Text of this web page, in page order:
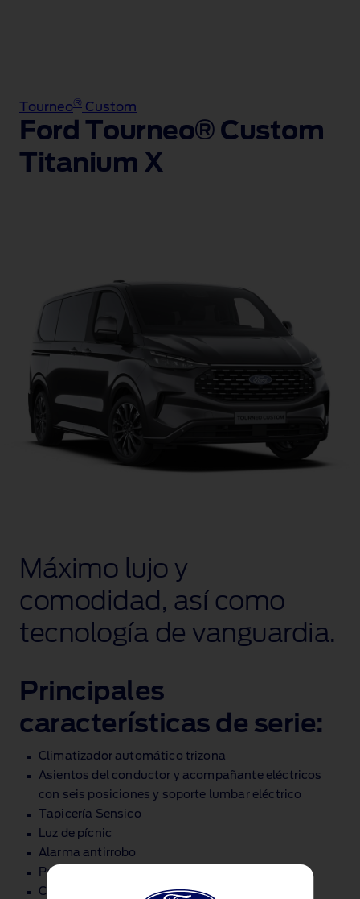
Tourneo® Custom
Ford Tourneo® Custom
Titanium X
Máximo lujo y
comodidad, así como
tecnología de vanguardia.
Principales
características de serie:
Climatizador automático trizona
Asientos del conductor y acompañante eléctricos
con seis posiciones y soporte lumbar eléctrico
Tapicería Sensico
Luz de pícnic
Alarma antirrobo
Paquete avanzado de asistencia al conductor
Cámara de 360°